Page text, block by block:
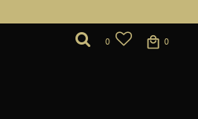
0 0